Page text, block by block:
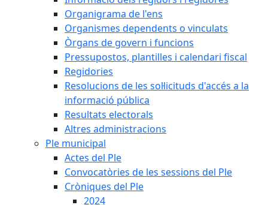
Organigrama de l'ens
Organismes dependents o vinculats
Òrgans de govern i funcions
Pressupostos, plantilles i calendari fiscal
Regidories
Resolucions de les sol·licituds d'accés a la
informació pública
Resultats electorals
Altres administracions
Ple municipal
Actes del Ple
Convocatòries de les sessions del Ple
Cròniques del Ple
2024